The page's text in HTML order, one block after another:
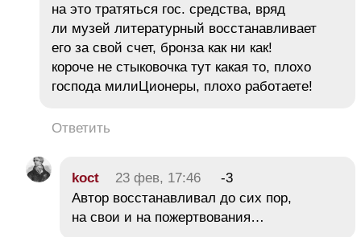
на это тратяться гос. средства, вряд
ли музей литературный восстанавливает
его за свой счет, бронза как ни как!
короче не стыковочка тут какая то, плохо
господа милиЦионеры, плохо работаете!
Ответить
koct 23 фев, 17:46
-3
Автор восстанавливал до сих пор,
на свои и на пожертвования…